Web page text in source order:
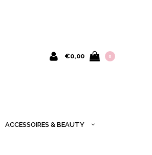
€0,00 0
ACCESSOIRES & BEAUTY